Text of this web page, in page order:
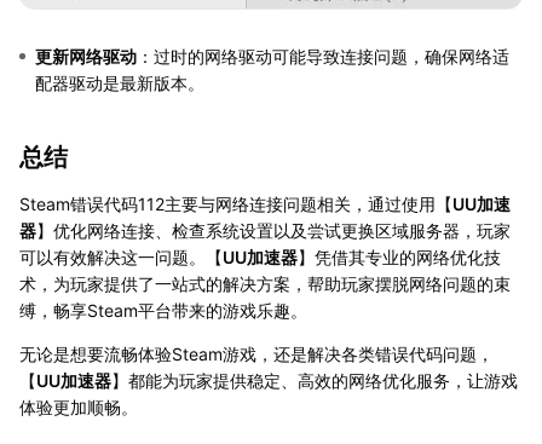
更新网络驱动 ：过时的网络驱动可能导致连接问题，确保网络适
配器驱动是最新版本。
总结
Steam错误代码112主要与网络连接问题相关，通过使用【UU加速
器】优化网络连接、检查系统设置以及尝试更换区域服务器，玩家
可以有效解决这一问题。【UU加速器】凭借其专业的网络优化技
术，为玩家提供了一站式的解决方案，帮助玩家摆脱网络问题的束
缚，畅享Steam平台带来的游戏乐趣。
无论是想要流畅体验Steam游戏，还是解决各类错误代码问题，
【UU加速器】都能为玩家提供稳定、高效的网络优化服务，让游戏
体验更加顺畅。